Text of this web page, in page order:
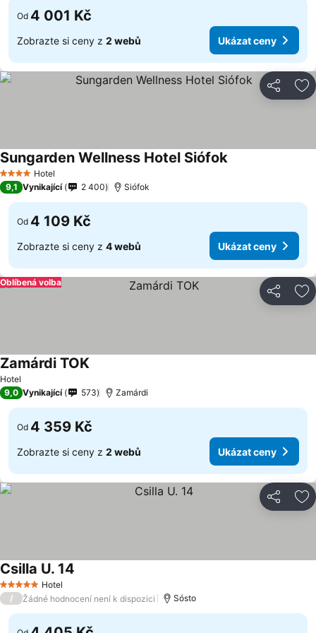
Od 4 001 Kč
Zobrazte si ceny z 2 webů Ukázat ceny
Sdílet
4 Počet hvězdiček
Hotel
Sungarden Wellness Hotel Siófok
9,1 Vynikající 2 400 Siófok
Od 4 109 Kč
Zobrazte si ceny z 4 webů Ukázat ceny
Sdílet
Oblíbená volba
Hotel
Zamárdi TOK
9,0 Vynikající 573 Zamárdi
Od 4 359 Kč
Zobrazte si ceny z 2 webů Ukázat ceny
Sdílet
5 Počet hvězdiček
Hotel
Csilla U. 14
/ Žádné hodnocení není k dispozici Sósto